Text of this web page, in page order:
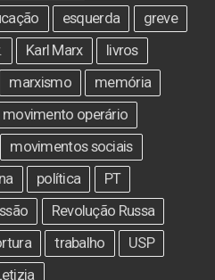
esquerda
greve
Karl Marx
livros
marxismo
memória
movimento operário
movimentos sociais
política
PT
Revolução Russa
trabalho
USP